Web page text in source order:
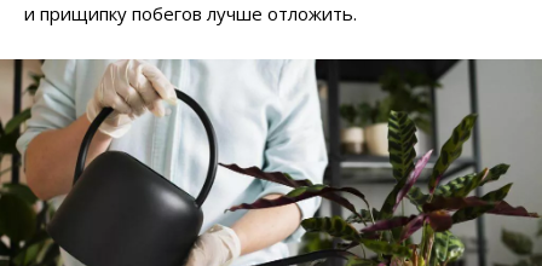
и прищипку побегов лучше отложить.